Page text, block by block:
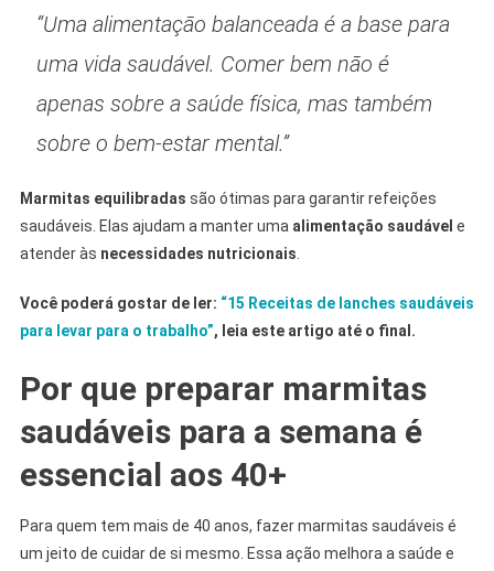
“Uma alimentação balanceada é a base para
uma vida saudável. Comer bem não é
apenas sobre a saúde física, mas também
sobre o bem-estar mental.”
Marmitas equilibradas são ótimas para garantir refeições
saudáveis. Elas ajudam a manter uma alimentação saudável e
atender às necessidades nutricionais.
Você poderá gostar de ler: “15 Receitas de lanches saudáveis
para levar para o trabalho”, leia este artigo até o final.
Por que preparar marmitas
saudáveis para a semana é
essencial aos 40+
Para quem tem mais de 40 anos, fazer marmitas saudáveis é
um jeito de cuidar de si mesmo. Essa ação melhora a saúde e